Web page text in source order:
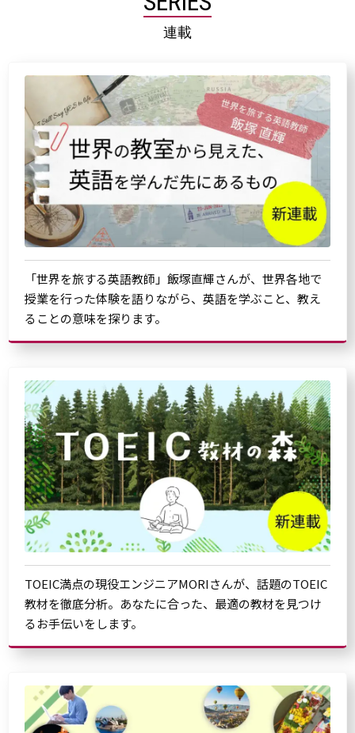
連載
「世界を旅する英語教師」飯塚直輝さんが、世界各地で
授業を行った体験を語りながら、英語を学ぶこと、教え
ることの意味を探ります。
TOEIC満点の現役エンジニアMORIさんが、話題のTOEIC
教材を徹底分析。あなたに合った、最適の教材を見つけ
るお手伝いをします。